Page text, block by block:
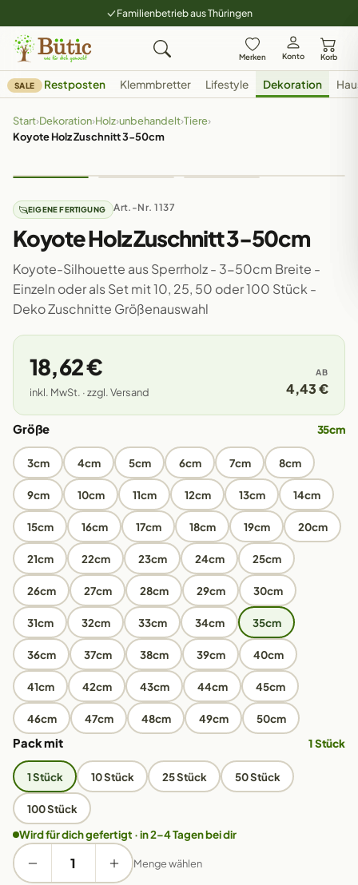
Familienbetrieb aus Thüringen
Merken Konto Korb
SALE Restposten Klemmbretter Lifestyle Dekoration
Start›Dekoration›Holz›unbehandelt›Tiere›
Koyote Holz Zuschnitt 3-50cm
EIGENE FERTIGUNG Art.-Nr. 1137
Koyote Holz Zuschnitt 3-50cm
Koyote-Silhouette aus Sperrholz - 3-50cm Breite -
Einzeln oder als Set mit 10, 25, 50 oder 100 Stück -
Deko Zuschnitte Größenauswahl
18,62 €
inkl. MwSt. · zzgl. Versand
AB
4,43 €
Größe 35cm
3cm 4cm 5cm 6cm 7cm 8cm
9cm 10cm 11cm 12cm 13cm 14cm
15cm 16cm 17cm 18cm 19cm 20cm
21cm 22cm 23cm 24cm 25cm
26cm 27cm 28cm 29cm 30cm
31cm 32cm 33cm 34cm 35cm
36cm 37cm 38cm 39cm 40cm
41cm 42cm 43cm 44cm 45cm
46cm 47cm 48cm 49cm 50cm
Pack mit 1 Stück
1 Stück 10 Stück 25 Stück 50 Stück
100 Stück
Wird für dich gefertigt · in 2–4 Tagen bei dir
Menge wählen